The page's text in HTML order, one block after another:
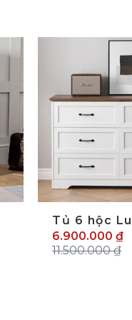
Tủ 6 hộc
6.900.000 ₫
11.500.000 ₫